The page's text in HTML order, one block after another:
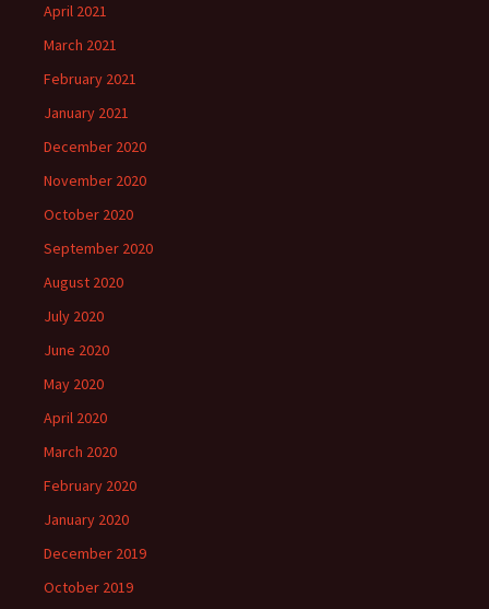
April 2021
March 2021
February 2021
January 2021
December 2020
November 2020
October 2020
September 2020
August 2020
July 2020
June 2020
May 2020
April 2020
March 2020
February 2020
January 2020
December 2019
October 2019